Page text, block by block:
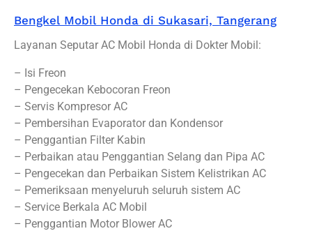
Bengkel Mobil Honda di Sukasari, Tangerang
Layanan Seputar AC Mobil Honda di Dokter Mobil:
– Isi Freon
– Pengecekan Kebocoran Freon
– Servis Kompresor AC
– Pembersihan Evaporator dan Kondensor
– Penggantian Filter Kabin
– Perbaikan atau Penggantian Selang dan Pipa AC
– Pengecekan dan Perbaikan Sistem Kelistrikan AC
– Pemeriksaan menyeluruh seluruh sistem AC
– Service Berkala AC Mobil
– Penggantian Motor Blower AC